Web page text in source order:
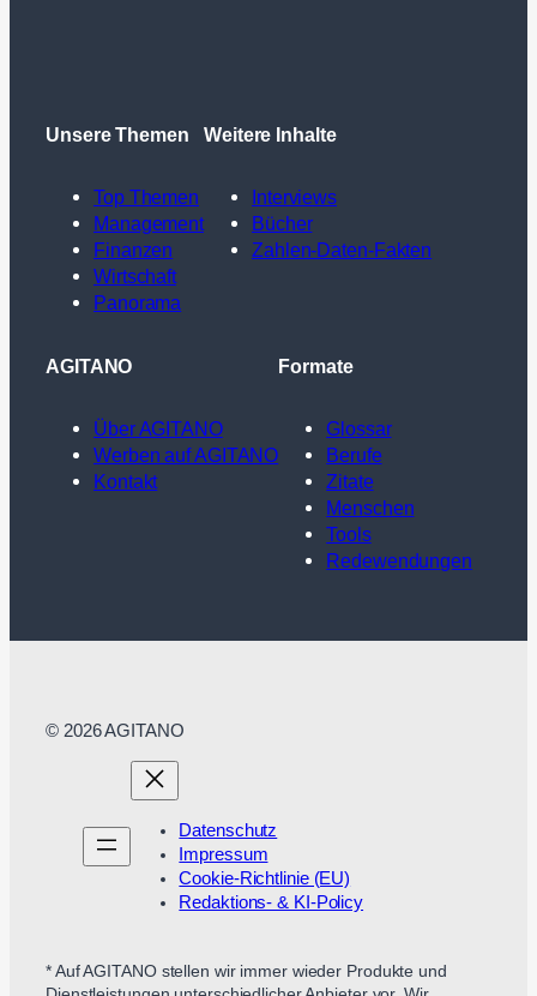
Unsere Themen
Top Themen
Management
Finanzen
Wirtschaft
Panorama
Weitere Inhalte
Interviews
Bücher
Zahlen-Daten-Fakten
AGITANO
Über AGITANO
Werben auf AGITANO
Kontakt
Formate
Glossar
Berufe
Zitate
Menschen
Tools
Redewendungen
© 2026 AGITANO
Datenschutz
Impressum
Cookie-Richtlinie (EU)
Redaktions- & KI-Policy
* Auf AGITANO stellen wir immer wieder Produkte und